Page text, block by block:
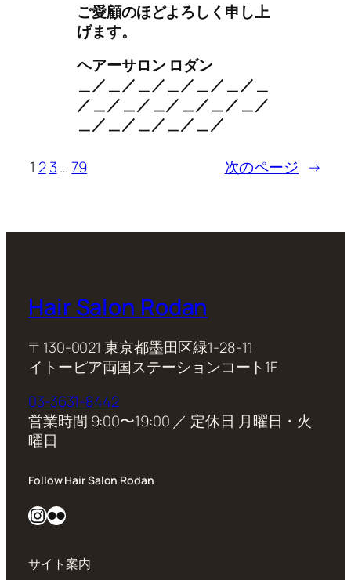
ご愛顧のほどよろしく申し上
げます。
ヘアーサロン ロダン
＿／＿／＿／＿／＿／＿／＿
／＿／＿／＿／＿／＿／＿／
＿／＿／＿／＿／＿／
1 2 3… 79 次のページ →
Hair Salon Rodan
〒130-0021 東京都墨田区緑1-28-11
イトーピア両国ステーションコート1F
03-3631-8442
営業時間 9:00〜19:00 ／ 定休日 月曜日・火
曜日
Follow Hair Salon Rodan
InstagramFlickr
サイト案内